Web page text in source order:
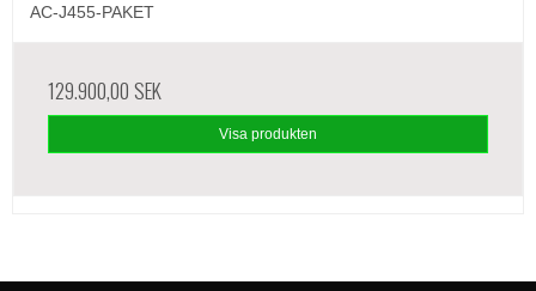
AC-J455-PAKET
129.900,00 SEK
Visa produkten